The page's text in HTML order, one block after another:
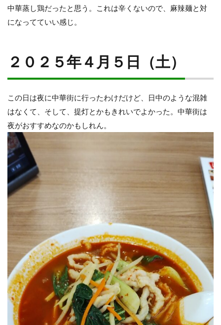
中華蒸し鶏だったと思う。これは辛くないので、麻辣麺と対
になってていい感じ。
２０２５年４月５日（土）
この日は夜に中華街に行ったわけだけど、日中のような混雑
はなくて、そして、提灯とかもきれいでよかった。中華街は
夜がおすすめなのかもしれん。